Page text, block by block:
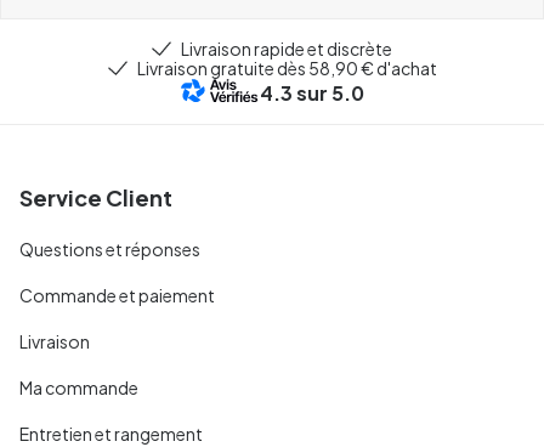
Livraison rapide et discrète
Livraison gratuite dès 58,90 € d'achat
4.3sur 5.0
Service Client
Questions et réponses
Commande et paiement
Livraison
Ma commande
Entretien et rangement